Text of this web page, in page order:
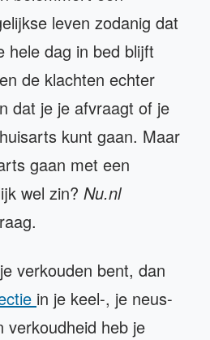
leven zodanig dat
hele dag in bed blijft
de klachten echter
dat je je afvraagt of je
kunt gaan. Maar
gaan met een
wel zin? Nu.nl
verkouden bent, dan
in je keel-, je neus-
verkoudheid heb je